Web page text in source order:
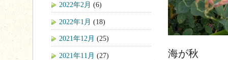
海が秋
2022年2月 (6)
2022年1月 (18)
2021年12月 (25)
2021年11月 (27)